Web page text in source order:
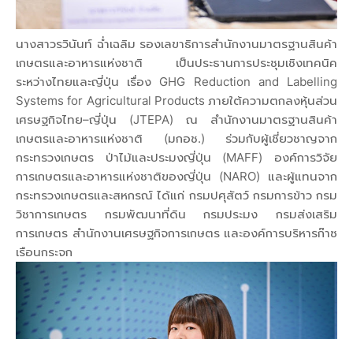
นางสาวรวินันท์ ฉ่ำเฉลิม รองเลขาธิการสำนักงานมาตรฐานสินค้า
เกษตรและอาหารแห่งชาติ เป็นประธานการประชุมเชิงเทคนิค
ระหว่างไทยและญี่ปุ่น เรื่อง GHG Reduction and Labelling
Systems for Agricultural Products ภายใต้ความตกลงหุ้นส่วน
เศรษฐกิจไทย–ญี่ปุ่น (JTEPA) ณ สำนักงานมาตรฐานสินค้า
เกษตรและอาหารแห่งชาติ (มกอช.) ร่วมกับผู้เชี่ยวชาญจาก
กระทรวงเกษตร ป่าไม้และประมงญี่ปุ่น (MAFF) องค์การวิจัย
การเกษตรและอาหารแห่งชาติของญี่ปุ่น (NARO) และผู้แทนจาก
กระทรวงเกษตรและสหกรณ์ ได้แก่ กรมปศุสัตว์ กรมการข้าว กรม
วิชาการเกษตร กรมพัฒนาที่ดิน กรมประมง กรมส่งเสริม
การเกษตร สำนักงานเศรษฐกิจการเกษตร และองค์การบริหารก๊าซ
เรือนกระจก